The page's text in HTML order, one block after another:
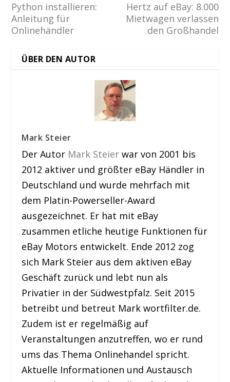
Python installieren:
Anleitung für
Onlinehändler
Hertz auf eBay: 8.000
Mietwagen verlassen
den Großhandel
ÜBER DEN AUTOR
Mark Steier
Der Autor Mark Steier war von 2001 bis
2012 aktiver und größter eBay Händler in
Deutschland und wurde mehrfach mit
dem Platin-Powerseller-Award
ausgezeichnet. Er hat mit eBay
zusammen etliche heutige Funktionen für
eBay Motors entwickelt. Ende 2012 zog
sich Mark Steier aus dem aktiven eBay
Geschäft zurück und lebt nun als
Privatier in der Südwestpfalz. Seit 2015
betreibt und betreut Mark wortfilter.de.
Zudem ist er regelmäßig auf
Veranstaltungen anzutreffen, wo er rund
ums das Thema Onlinehandel spricht.
Aktuelle Informationen und Austausch